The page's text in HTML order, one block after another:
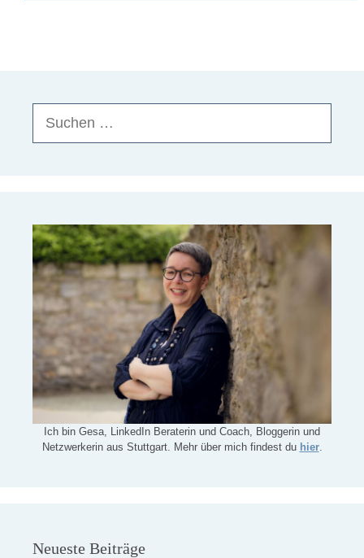
nach:
Ich bin Gesa, LinkedIn Beraterin und Coach, Bloggerin und
Netzwerkerin aus Stuttgart. Mehr über mich findest du hier.
Neueste Beiträge